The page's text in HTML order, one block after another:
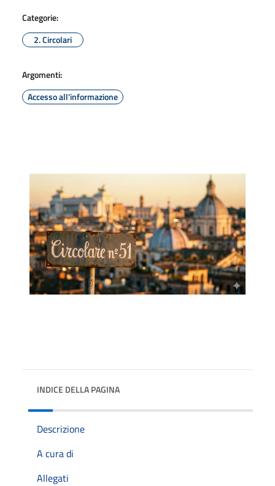
Categorie:
2. Circolari
Argomenti:
Accesso all'informazione
INDICE DELLA PAGINA
Descrizione
A cura di
Allegati